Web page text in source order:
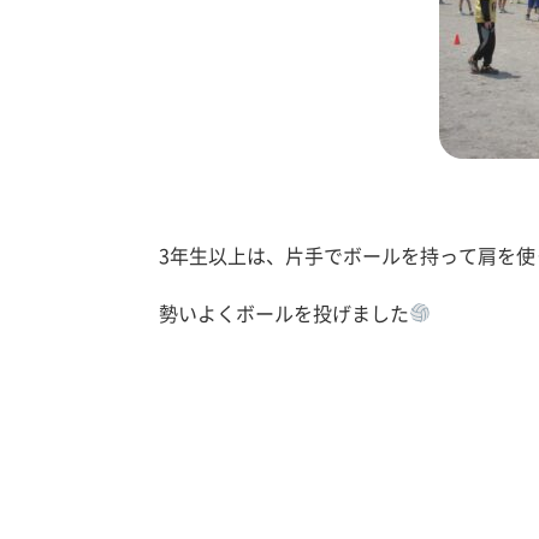
3年生以上は、片手でボールを持って肩を
勢いよくボールを投げました